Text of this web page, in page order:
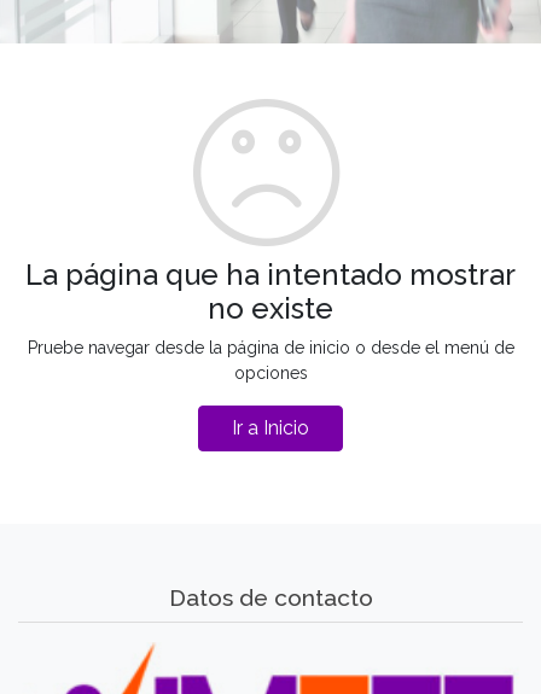
La página que ha intentado mostrar
no existe
Pruebe navegar desde la página de inicio o desde el menú de
opciones
Ir a Inicio
Datos de contacto